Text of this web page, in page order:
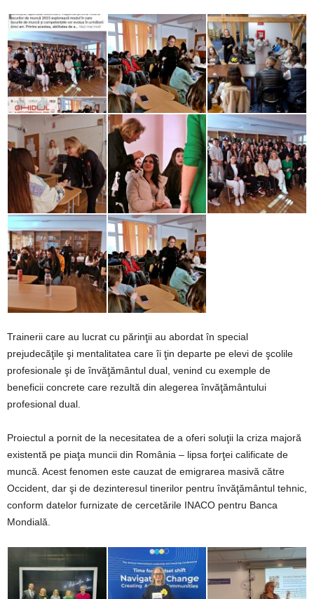
Trainerii care au lucrat cu părinţii au abordat în special
prejudecăţile şi mentalitatea care îi ţin departe pe elevi de şcolile
profesionale şi de învăţământul dual, venind cu exemple de
beneficii concrete care rezultă din alegerea învăţământului
profesional dual.
Proiectul a pornit de la necesitatea de a oferi soluţii la criza majoră
existentă pe piaţa muncii din România – lipsa forţei calificate de
muncă. Acest fenomen este cauzat de emigrarea masivă către
Occident, dar şi de dezinteresul tinerilor pentru învăţământul tehnic,
conform datelor furnizate de cercetările INACO pentru Banca
Mondială.